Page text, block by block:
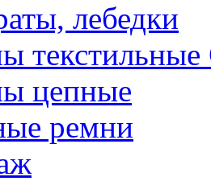
лебедки
цепные
ремни